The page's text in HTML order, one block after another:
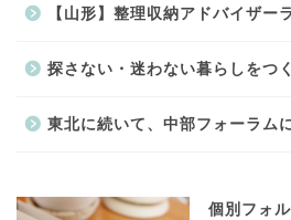
【山形】整理収納アドバイザー
探さない・迷わない暮らしをつ
東北に続いて、中部フォーラム
個別フォ